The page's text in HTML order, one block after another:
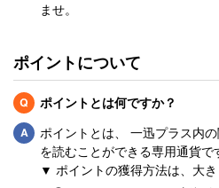
ませ。
ポイントについて
Q
ポイントとは何ですか？
Qポイントとは、 一迅プラス内
を読むことができる専用通貨で
▼ ポイントの獲得方法は、大き